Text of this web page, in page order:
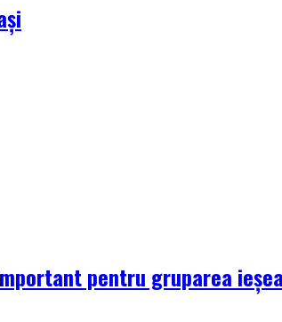
pentru gruparea